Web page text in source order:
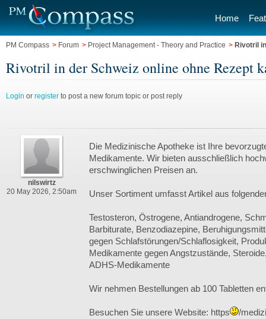
Home
PM Compass > Forum > Project Management - Theory and Practice > Rivotril
Rivotril in der Schweiz online ohne Rezept
Login or register to post a new forum topic or post reply
nilswirtz
20 May 2026, 2:50am
Die Medizinische Apotheke ist Ihre
Medikamente. Wir bieten ausschließlich
erschwinglichen Preisen an.
Unser Sortiment umfasst Artikel aus
Testosteron, Östrogene, Antiandrogene,
Barbiturate, Benzodiazepine,
gegen Schlafstörungen/Schlaflosigkeit,
Medikamente gegen Angstzustände,
ADHS-Medikamente
Wir nehmen Bestellungen ab 100 Tabletten
Besuchen Sie unsere Website: https /